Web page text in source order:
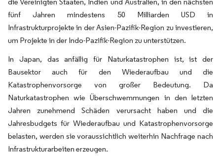
fünf Jahren mindestens 50 Milliarden USD in
Infrastrukturprojekte in der Asien-Pazifik-Region zu investieren,
um Projekte in der Indo-Pazifik-Region zu unterstützen.
In Japan, das anfällig für Naturkatastrophen ist, ist der
Bausektor auch für den Wiederaufbau und die
Katastrophenvorsorge von großer Bedeutung. Da
Naturkatastrophen wie Überschwemmungen in den letzten
Jahren zunehmend Schäden verursacht haben und die
Jahresbudgets für Wiederaufbau und Katastrophenvorsorge
belasten, werden sie voraussichtlich weiterhin Nachfrage nach
Infrastrukturarbeiten erzeugen.